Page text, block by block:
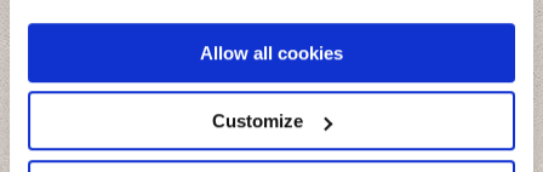
If you allow, we would also like to:
Collect information about your geographical
location which can be accurate to within several
Identify your device by actively scanning it for
specific characteristics (fingerprinting)
Allow all cookies
Customize